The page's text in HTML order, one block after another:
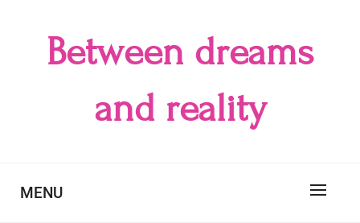
Between dreams
and reality
MENU